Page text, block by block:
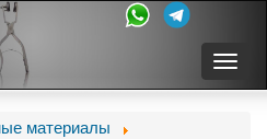
материалы